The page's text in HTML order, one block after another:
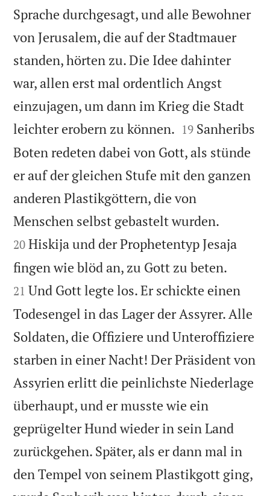
Sprache durchgesagt, und alle Bewohner
von Jerusalem, die auf der Stadtmauer
standen, hörten zu. Die Idee dahinter
war, allen erst mal ordentlich Angst
einzujagen, um dann im Krieg die Stadt
leichter erobern zu können. 

19 Sanheribs
Boten redeten dabei von Gott, als stünde
er auf der gleichen Stufe mit den ganzen
anderen Plastikgöttern, die von
Menschen selbst gebastelt wurden.
20 Hiskija und der Prophetentyp Jesaja
fingen wie blöd an, zu Gott zu beten.
21 Und Gott legte los. Er schickte einen
Todesengel in das Lager der Assyrer. Alle
Soldaten, die Offiziere und Unteroffiziere
starben in einer Nacht! Der Präsident von
Assyrien erlitt die peinlichste Niederlage
überhaupt, und er musste wie ein
geprügelter Hund wieder in sein Land
zurückgehen. Später, als er dann mal in
den Tempel von seinem Plastikgott ging,